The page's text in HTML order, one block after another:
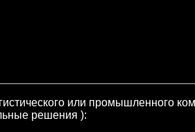
или промышленного
решения ):